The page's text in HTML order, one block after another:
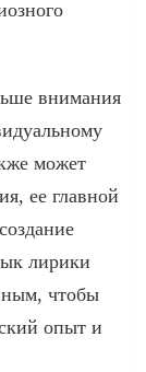
внимания
может
ее главной
лирики
чтобы
опыт и